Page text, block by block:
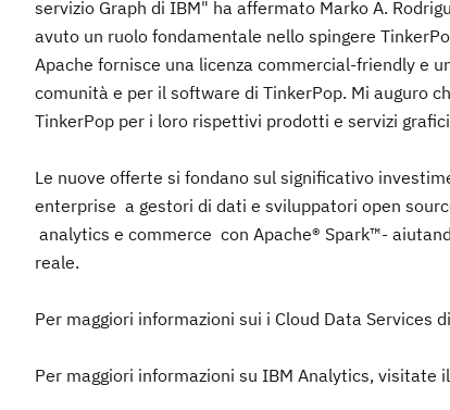
servizio Graph di IBM" ha affermato Marko A.
avuto un ruolo fondamentale nello spingere
Apache fornisce una licenza commercial-friendly e
comunità e per il software di TinkerPop. Mi auguro
TinkerPop per i loro rispettivi prodotti e servizi
Le nuove offerte si fondano sul significativo
enterprise a gestori di dati e sviluppatori open
analytics e commerce con Apache® Spark™-
reale.
Per maggiori informazioni sui i Cloud Data
Per maggiori informazioni su IBM Analytics,